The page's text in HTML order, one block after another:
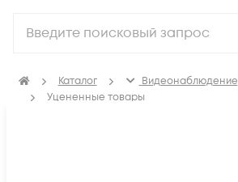
Каталог
Видеонаблюдение
Уцененные товары